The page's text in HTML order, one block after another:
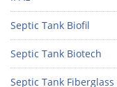
Septic Tank Biofil
Septic Tank Biotech
Septic Tank Fiberglass